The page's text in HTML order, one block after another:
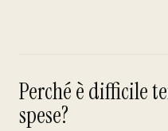
Perché è difficile
spese?